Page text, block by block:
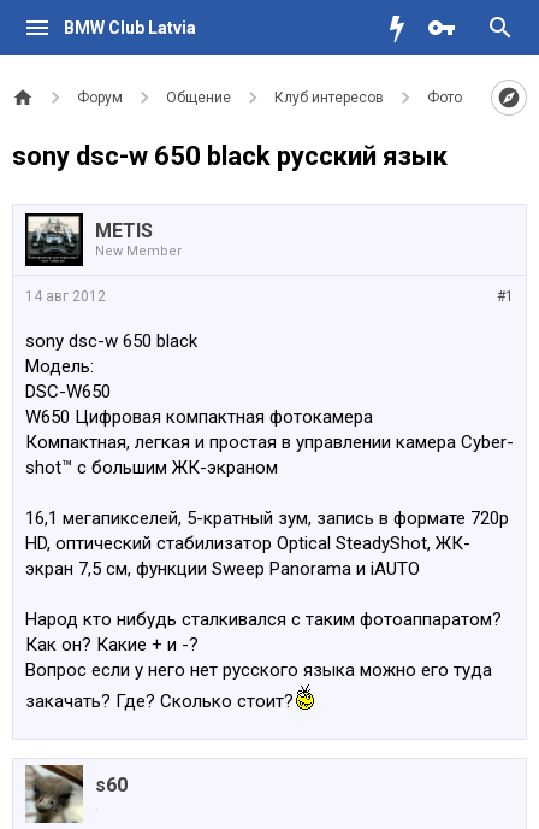
BMW Club Latvia
Форум Общение Клуб интересов Фото
sony dsc-w 650 black русский язык
METIS
New Member
#1
14 авг 2012
sony dsc-w 650 black
Модель:
DSC-W650
W650 Цифровая компактная фотокамера
Компактная, легкая и простая в управлении камера Cyber-
shot™ с большим ЖК-экраном
16,1 мегапикселей, 5-кратный зум, запись в формате 720p
HD, оптический стабилизатор Optical SteadyShot, ЖК-
экран 7,5 см, функции Sweep Panorama и iAUTO
Народ кто нибудь сталкивался с таким фотоаппаратом?
Как он? Какие + и -?
Вопрос если у него нет русского языка можно его туда
закачать? Где? Сколько стоит?
s60
.